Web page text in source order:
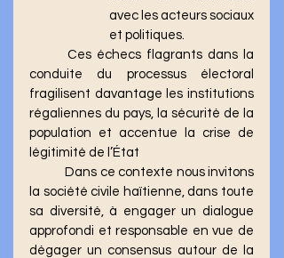
avec les acteurs sociaux
et politiques.
conduite du processus électoral
fragilisent davantage les institutions
régaliennes du pays, la sécurité de la
population et accentue la crise de
légitimité de l’État
la société civile haïtienne, dans toute
sa diversité, à engager un dialogue
approfondi et responsable en vue de
dégager un consensus autour de la